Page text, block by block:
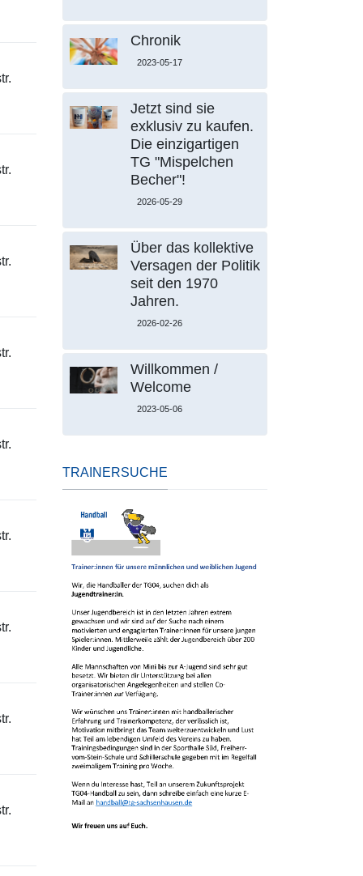
Chronik
2023-05-17
Jetzt sind sie
exklusiv zu kaufen.
Die einzigartigen
TG "Mispelchen
Becher"!
2026-05-29
Über das kollektive
Versagen der Politik
seit den 1970
Jahren.
2026-02-26
Willkommen /
Welcome
2023-05-06
TRAINERSUCHE